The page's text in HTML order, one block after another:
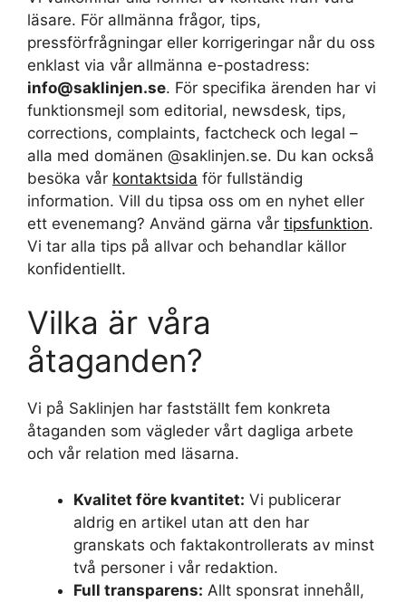
läsare. För allmänna frågor, tips,
pressförfrågningar eller korrigeringar når du oss
enklast via vår allmänna e-postadress:
info@saklinjen.se. För specifika ärenden har vi
funktionsmejl som editorial, newsdesk, tips,
corrections, complaints, factcheck och legal –
alla med domänen @saklinjen.se. Du kan också
besöka vår kontaktsida för fullständig
information. Vill du tipsa oss om en nyhet eller
ett evenemang? Använd gärna vår tipsfunktion.
Vi tar alla tips på allvar och behandlar källor
konfidentiellt.
Vilka är våra
åtaganden?
Vi på Saklinjen har fastställt fem konkreta
åtaganden som vägleder vårt dagliga arbete
och vår relation med läsarna.
Kvalitet före kvantitet: Vi publicerar
aldrig en artikel utan att den har
granskats och faktakontrollerats av minst
två personer i vår redaktion.
Full transparens: Allt sponsrat innehåll,